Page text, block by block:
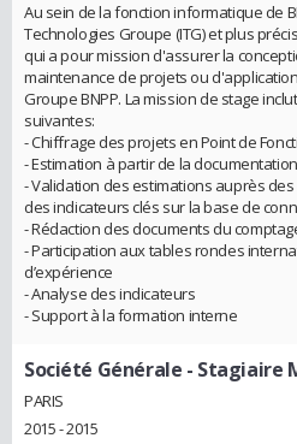
Au sein de la fonction informatique de
Technologies Groupe (ITG) et plus
qui a pour mission d'assurer la
maintenance de projets ou
Groupe BNPP. La mission de stage
suivantes:
- Chiffrage des projets en Point de
- Estimation à partir de la
- Validation des estimations auprès
des indicateurs clés sur la base de
- Rédaction des documents du
- Participation aux tables rondes
d’expérience
- Analyse des indicateurs
- Support à la formation interne
Société Générale - Stagiaire
PARIS
2015 - 2015